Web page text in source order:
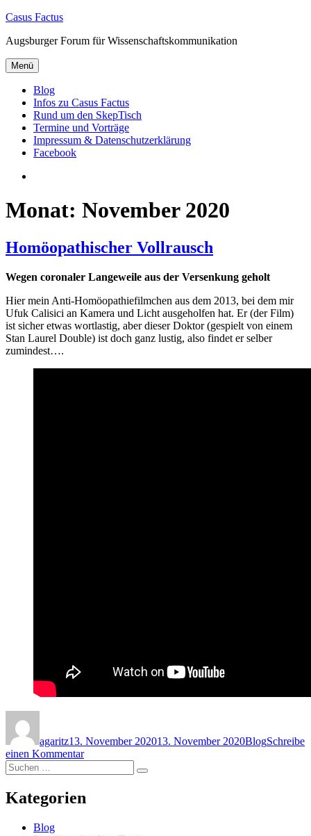
Zum
springen
Casus Factus
Augsburger Forum für Wissenschaftskommunikation
Menü
Blog
Infos zu Casus Factus
Rund um den SkepTisch
Termine und Vorträge
Impressum & Datenschutzerklärung
Facebook
Monat: November 2020
Homöopathischer Vollrausch
Wegen coronaler Langeweile aus der Versenkung geholt
Hier mein Anti-Homöopathiefilmchen aus dem 2013, bei dem mir
Ufuk Calisici an Kamera und Licht ausgeholfen hat. Er (der Film)
ist sicher etwas wortlastig, aber dieser Doktor (gespielt von einem
Stan Laurel Double) ist doch ganz lustig, also findet er selber
zumindest….
agaritz13. November 202013. November 2020BlogSchreibe
einen Kommentarzu
Vollrausch
Suchen
nach:
Suchen
Kategorien
Blog